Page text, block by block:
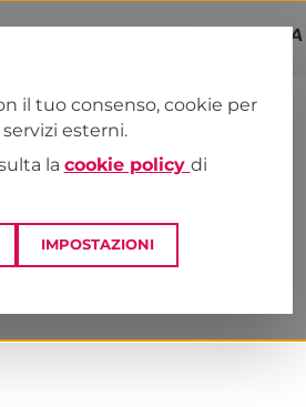
PROGRAMMA
NEWS & MEDIA
il tuo consenso, cookie per
esterni.
la cookie policy di
IMPOSTAZIONI